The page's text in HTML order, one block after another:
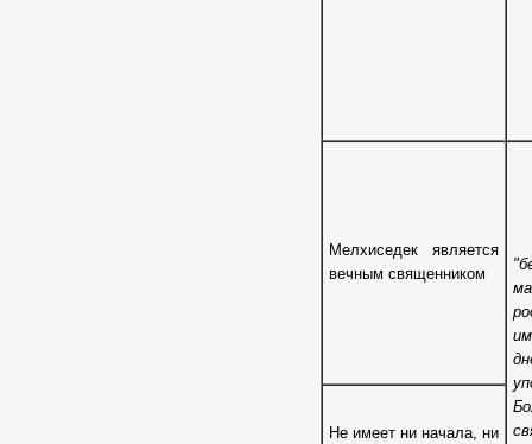
Мелхиседек является
вечным священником
Не имеет ни начала, ни